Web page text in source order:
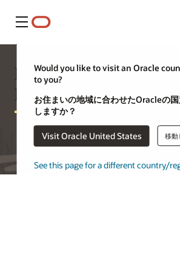
メニュー
Would you like to visit an Oracle
to you?
お住まいの地域に合わせたOracleの
しますか？
Visit Oracle United States 移動
See this page for a different country/
Database Appliance
FAQ